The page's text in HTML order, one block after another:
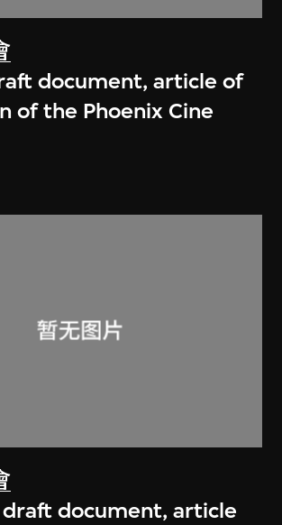
document, article of
of the Phoenix Cine
draft document, article